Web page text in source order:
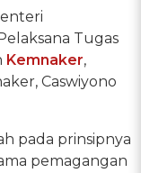
Tugas
Kemnaker,
Caswiyono
pada prinsipnya
pemagangan